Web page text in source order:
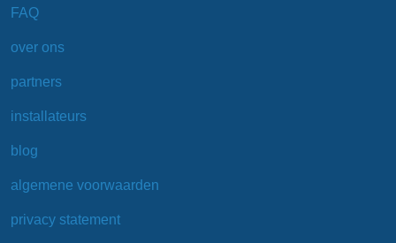
FAQ
over ons
partners
installateurs
blog
algemene voorwaarden
privacy statement